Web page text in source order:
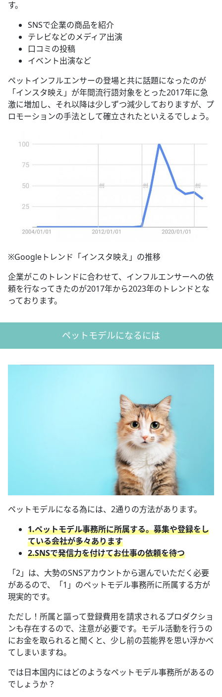
す。
SNSで企業の商品を紹介
テレビなどのメディア出演
口コミの投稿
イベント出演など
ペットインフルエンサーの登場と共に話題になったのが
「インスタ映え」が年間流行語対象をとった2017年に急
激に増加し、それ以降は少しずつ減少しておりますが、プ
ロモーションの手法として確立されたといえるでしょう。
※Googleトレンド「インスタ映え」の推移
企業がこのトレンドに合わせて、インフルエンサーへの依
頼を行なってきたのが2017年から2023年のトレンドとな
っております。
ペットモデルになるには
ペットモデルになる為には、2通りの方法があります。
1.ペットモデル事務所に所属する。募集や登録をし
ている会社が多々あります
2.SNSで発信力を付けてお仕事の依頼を待つ
「2」は、大勢のSNSアカウントから選んでいただく必要
があるので、「1」のペットモデル事務所に所属する方が
現実的です。
ただし！所属と謳って登録費用を請求されるプロダクショ
ンも存在するので、注意が必要です。モデル活動を行うの
にお金を取られると聞くと、少し前の芸能界を思い浮かべ
てしまいますね。
では日本国内にはどのようなペットモデル事務所があるの
でしょうか？